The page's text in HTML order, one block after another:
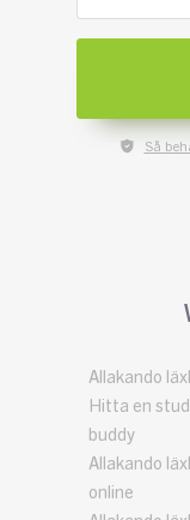
Så
Allakando
Hitta en
buddy
Allakando
online